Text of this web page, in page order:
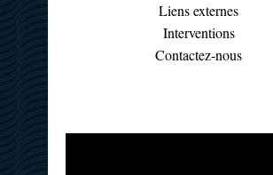
Liens externes
Interventions
Contactez-nous